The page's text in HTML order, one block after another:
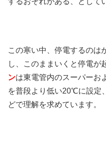
この寒い中、停電するのは
し、このままいくと停電が
ンは東電管内のスーパーお
を普段より低い20℃に設定
どで理解を求めています。